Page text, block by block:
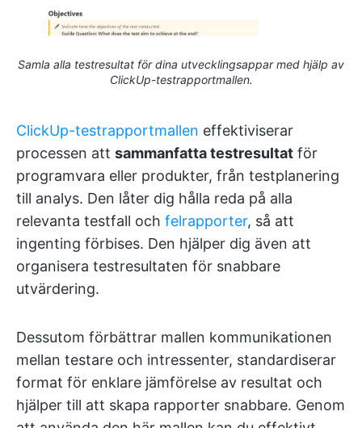
Samla alla testresultat för dina utvecklingsappar med hjälp av
ClickUp-testrapportmallen.
ClickUp-testrapportmallen effektiviserar
processen att sammanfatta testresultat för
programvara eller produkter, från testplanering
till analys. Den låter dig hålla reda på alla
relevanta testfall och felrapporter, så att
ingenting förbises. Den hjälper dig även att
organisera testresultaten för snabbare
utvärdering.
Dessutom förbättrar mallen kommunikationen
mellan testare och intressenter, standardiserar
format för enklare jämförelse av resultat och
hjälper till att skapa rapporter snabbare. Genom